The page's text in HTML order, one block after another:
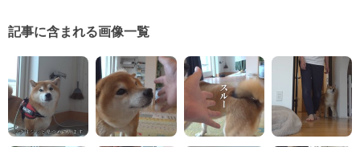
記事に含まれる画像一覧